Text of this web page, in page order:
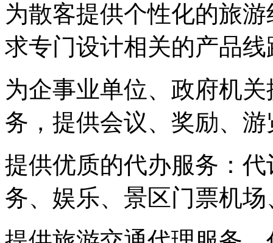
为散客提供个性化的旅
求专门设计相关的产品
为企事业单位、政府机
务，提供会议、奖励、
提供优质的代办服务：
务、娱乐、景区门票机